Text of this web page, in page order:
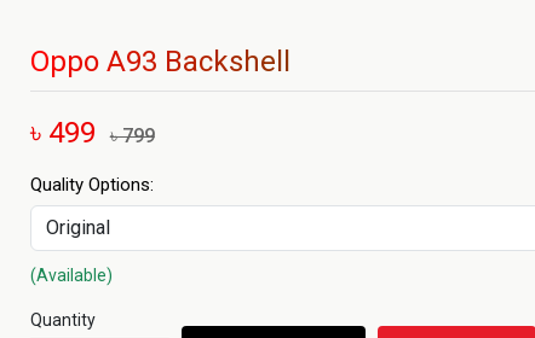
Oppo A93 Backshell
৳ 499 ৳ 799
Quality Options:
(Available)
Quantity